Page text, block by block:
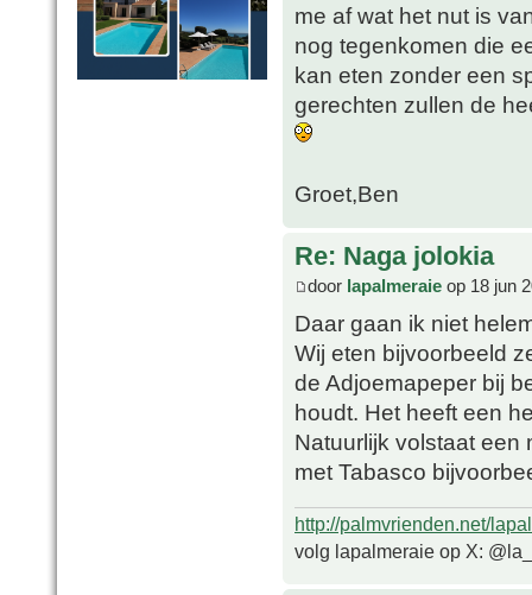
me af wat het nut is
nog tegenkomen die
kan eten zonder een
gerechten zullen de
Groet,Ben
Re: Naga jolokia
door lapalmeraie op 18 jun
Daar gaan ik niet
Wij eten bijvoorbeeld
de Adjoemapeper bij
houdt. Het heeft een
Natuurlijk volstaat een
met Tabasco
http://palmvrienden.net/
volg lapalmeraie op X: